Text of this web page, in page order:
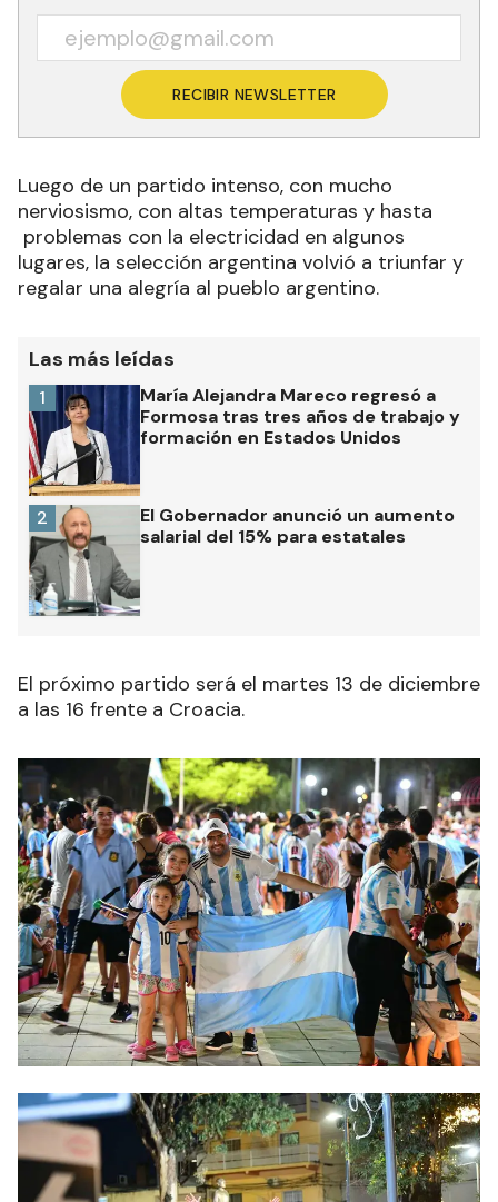
RECIBIR NEWSLETTER
Luego de un partido intenso, con mucho
nerviosismo, con altas temperaturas y hasta
problemas con la electricidad en algunos
lugares, la selección argentina volvió a triunfar y
regalar una alegría al pueblo argentino.
Las más leídas
María Alejandra Mareco regresó a
Formosa tras tres años de trabajo y
formación en Estados Unidos
1
El Gobernador anunció un aumento
salarial del 15% para estatales
2
El próximo partido será el martes 13 de diciembre
a las 16 frente a Croacia.